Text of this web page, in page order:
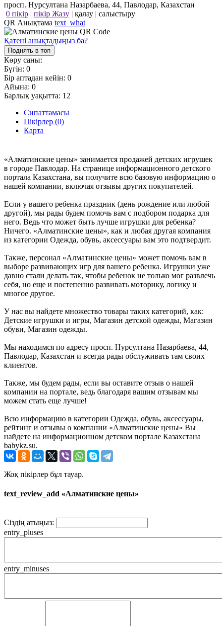
просп. Нурсултана Назарбаева, 44, Павлодар, Казахстан
0 пікір | пікір Жазу | қалау | салыстыру
QR Анықтама text_what
Қатені анықтадыңыз ба?
Поднять в топ
Көру саны:
Бүгін: 0
Бір аптадан кейін: 0
Айына: 0
Барлық уақытта: 12
Сипаттамасы
Пікірлер (0)
Карта
«Алматинские цены» занимается продажей детских игрушек
в городе Павлодар. На странице информационного детского
портала Казахстана, вы получите всю базовую информацию о
нашей компании, включая отзывы других покупателей.
Если у вашего ребенка праздник (день рождение или любой
другой), мы рады будем помочь вам с подбором подарка для
него. Ведь что может быть лучше игрушки для ребенка?
Ничего. «Алматинские цены», как и любая другая компания
из категории Одежда, обувь, аксессуары вам это подтвердит.
Также, персонал «Алматинские цены» может помочь вам в
выборе развивающих игр для вашего ребенка. Игрушки уже
давно стали делать так, чтобы ребенок не только мог развлечь
себя, но еще и постепенно развивать моторику, логику и
многое другое.
У нас вы найдете множество товары таких категорий, как:
Детские игрушки и игры, Магазин детской одежды, Магазин
обуви, Магазин одежды.
Мы находимся по адресу просп. Нурсултана Назарбаева, 44,
Павлодар, Казахстан и всегда рады обслуживать там своих
клиентов.
Также, мы будем рады, если вы оставите отзыв о нашей
компании на портале, ведь благодаря вашим отзывам мы
можем стать еще лучше!
Всю информацию в категории Одежда, обувь, аксессуары,
рейтинг и отзывы о компании «Алматинские цены» Вы
найдете на информационном детском портале Казахстана
babykz.su.
Жоқ пікірлер бұл тауар.
text_review_add «Алматинские цены»
Сіздің атыңыз:
entry_pluses
entry_minuses